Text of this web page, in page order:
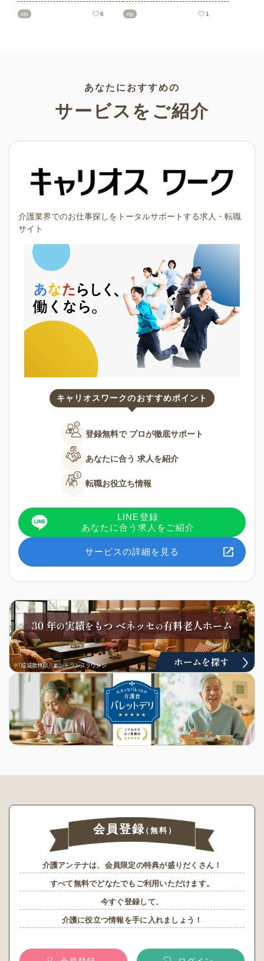
の印刷用テンプレート、飾り
zip 6
リーの可愛くておしゃれなイ
なシーンでご活用ください！
zip 1
あなたにおすすめの
サービスをご紹介
介護業界でのお仕事探しをトータルサポートする求人・転職
サイト
キャリオスワークのおすすめポイント
登録無料で プロが徹底サポート
あなたに合う 求人を紹介
転職お役立ち情報
LINE登録
あなたに合う求人をご紹介
サービスの詳細を見る
会員登録（無料）
介護アンテナは、会員限定の特典が盛りだくさん！
すべて無料でどなたでもご利用いただけます。
今すぐ登録して、
介護に役立つ情報を手に入れましょう！